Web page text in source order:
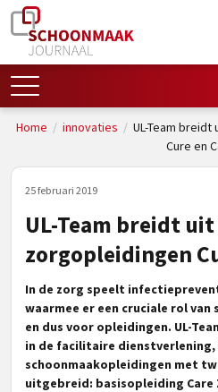
Home / innovaties / UL-Team
Cure en
25 februari 2019
UL-Team breidt
zorgopleidingen
In de zorg speelt
waarmee er een cruciale rol van
en dus voor opleidingen. UL-
in de facilitaire dienstverlening,
schoonmaakopleidingen met
uitgebreid: basisopleiding